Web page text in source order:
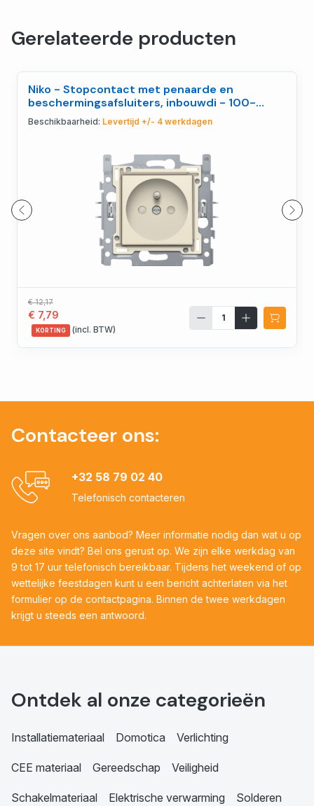
Gerelateerde producten
Niko - Stopcontact met penaarde en
beschermingsafsluiters, inbouwdi - 100-
66600
Beschikbaarheid: Levertijd +/- 4 werkdagen
€ 12,17
€ 7,79
KORTING (incl. BTW)
Contacteer ons:
+32 58 79 02 40
Telefonisch contacteren
Vragen over ons aanbod? Meer informatie nodig dan wat u op
deze site vindt? Bel ons gerust op. We zijn elke werkdag van
9 tot 17 uur telefonisch bereikbaar. Tijdens het weekend of op
wettelijke feestdagen kunt u een bericht achterlaten via het
formulier op de contactpagina. Binnen de twee werkdagen
krijgt u steeds een antwoord.
Ontdek al onze categorieën
Installatiemateriaal Domotica Verlichting
CEE materiaal Gereedschap Veiligheid
Schakelmateriaal Elektrische verwarming Solderen